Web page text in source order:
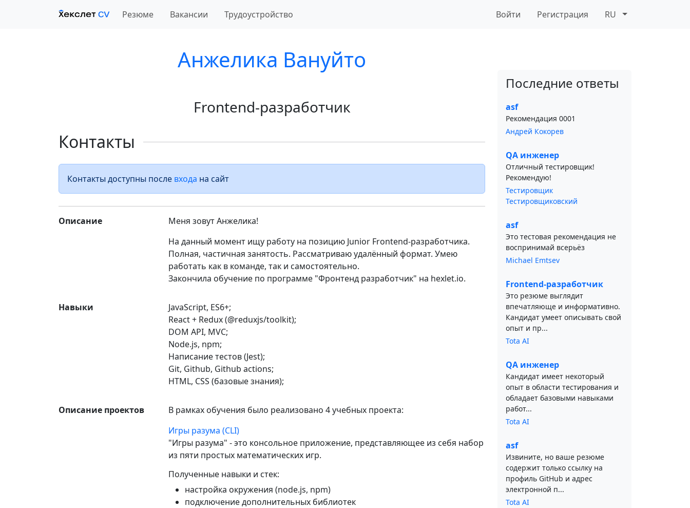
Резюме Вакансии Трудоустройство Войти Регистрация RU
Анжелика Вануйто
Frontend-разработчик
Контакты
Контакты доступны после входа на сайт
Описание
Меня зовут Анжелика!
На данный момент ищу работу на позицию Junior Frontend-разработчика.
Полная, частичная занятость. Рассматриваю удалённый формат. Умею
работать как в команде, так и самостоятельно.
Закончила обучение по программе "Фронтенд разработчик" на hexlet.io.
Навыки
JavaScript, ES6+;
React + Redux (@reduxjs/toolkit);
DOM API, MVC;
Node.js, npm;
Написание тестов (Jest);
Git, Github, Github actions;
HTML, CSS (базовые знания);
Описание проектов
В рамках обучения было реализовано 4 учебных проектa:
Игры разума (CLI)
"Игры разума" - это консольное приложение, представляющее из себя набор
из пяти простых математических игр.
Полученные навыки и стек:
настройка окружения (node.js, npm)
подключение дополнительных библиотек
Последние ответы
asf
Рекомендация 0001
Андрей Кокорев
QA инженер
Отличный тестировщик!
Рекомендую!
Тестировщик
Тестировщиковский
asf
Это тестовая рекомендация не
воспринимай всерьёз
Michael Emtsev
Frontend-разработчик
Это резюме выглядит
впечатляюще и информативно.
Кандидат умеет описывать свой
опыт и пр...
Tota AI
QA инженер
Кандидат имеет некоторый
опыт в области тестирования и
обладает базовыми навыками
работ...
Tota AI
asf
Извините, но ваше резюме
содержит только ссылку на
профиль GitHub и адрес
электронной п...
Tota AI